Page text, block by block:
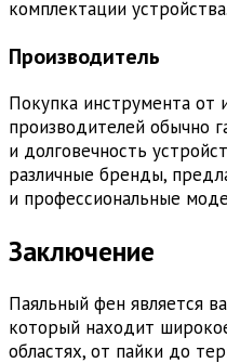
комплектации устройства.
Производитель
Покупка инструмента от
производителей обычно
и долговечность
различные бренды,
и профессиональные
Заключение
Паяльный фен является
который находит
областях, от пайки до